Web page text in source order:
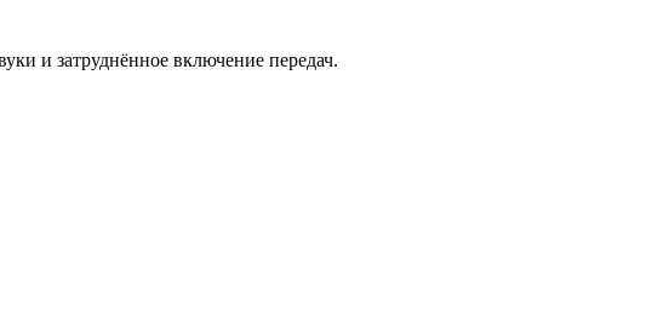
и затруднённое включение передач.